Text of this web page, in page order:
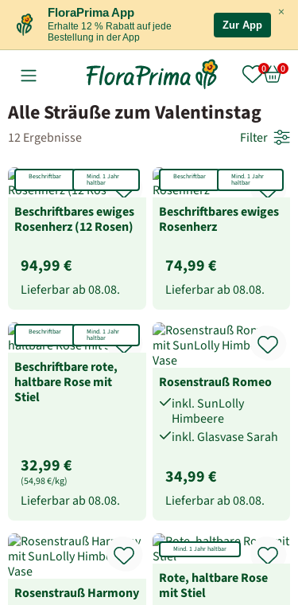
×
FloraPrima App
Erhalte 12 % Rabatt auf jede
Bestellung in der App
Zur App
Alle Sträuße zum Valentinstag
12 Ergebnisse Filter
Beschriftbar Mind. 1 Jahr
haltbar
Beschriftbares ewiges
Rosenherz (12 Rosen)
94,99 €
Lieferbar ab08.08.
Beschriftbar Mind. 1 Jahr
haltbar
Beschriftbares ewiges
Rosenherz
74,99 €
Lieferbar ab08.08.
Beschriftbar Mind. 1 Jahr
haltbar
Beschriftbare rote,
haltbare Rose mit
Stiel
32,99 €
(54,98 €/kg)
Lieferbar ab08.08.
Rosenstrauß Romeo
inkl. SunLolly
Himbeere
inkl. Glasvase Sarah
34,99 €
Lieferbar ab08.08.
Rosenstrauß Harmony
Mind. 1 Jahr haltbar
Rote, haltbare Rose
mit Stiel